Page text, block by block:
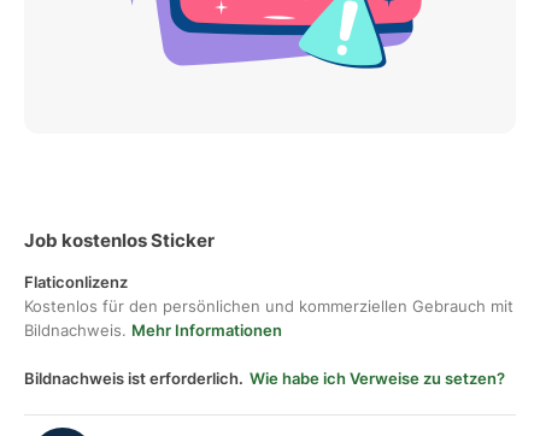
Job kostenlos Sticker
Flaticonlizenz
Kostenlos für den persönlichen und kommerziellen Gebrauch mit
Bildnachweis. Mehr Informationen
Bildnachweis ist erforderlich. Wie habe ich Verweise zu setzen?